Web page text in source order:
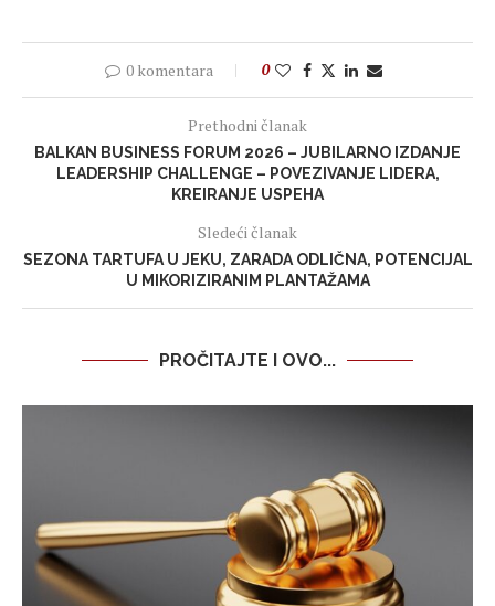
0 komentara 0
Prethodni članak
BALKAN BUSINESS FORUM 2026 – JUBILARNO IZDANJE
LEADERSHIP CHALLENGE – POVEZIVANJE LIDERA,
KREIRANJE USPEHA
Sledeći članak
SEZONA TARTUFA U JEKU, ZARADA ODLIČNA, POTENCIJAL
U MIKORIZIRANIM PLANTAŽAMA
PROČITAJTE I OVO...